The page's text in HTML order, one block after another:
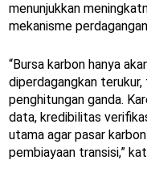
menunjukkan
mekanisme
“Bursa karbon hanya
diperdagangkan
penghitungan ganda.
data, kredibilitas
utama agar pasar
pembiayaan transisi,”